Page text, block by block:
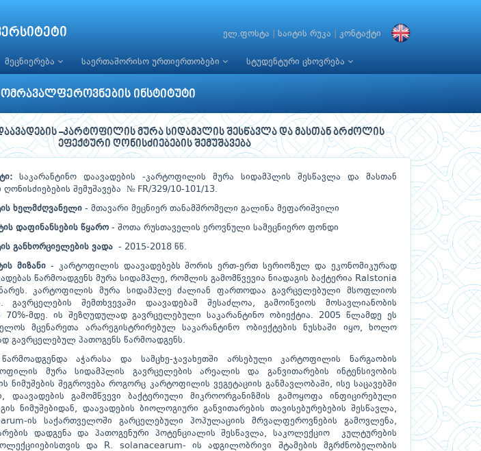
ელ.ფოსტა საიტის რუკა კონტაქტი
მეცნიერება საერთაშორისო ურთიერთობები სტუდენტური ცხოვრება
ინსტიტუტი
-კარტოფილის მურა სიდამპლის შესწავლა და მასთან ბრძოლის
ეფექტური ღონისძიებების შემუშავება
საკარანტინო დაავადების -კარტოფილის მურა სიდამპლის შესწავლა და მასთან
შემუშავება № FR/329/10-101/13.
ხელმძღვანელი - მთავარი მეცნიერ თანამშრომელი გალინა მეფარიშვილი
დაფინანსების წყარო - შოთა რუსთაველის ეროვნული სამეცნიერო ფონდი
განხორციელების ვადა - 2015-2018 წწ.
მიზანი- კარტოფილის დაავადებებს შორის ერთ-ერთ სერიოზულ და ეკონომიკურად
წარმოადგენს მურა სიდამპლე, რომლის გამომწვევია ნიადაგის ბაქტერია Ralstonia
კარტოფილის მურა სიდამპლე ძალიან ფართოდაა გავრცელებული მსოფლიოს
გავრცელების შემთხვევაში დაავადებამ შესაძლოა, გამოიწვიოს მოსავლიანობის
70%-მდე. ის შეზღუდულად გავრცელებული საკარანტინო ობიექტია. 2005 წლამდე ეს
მცენარეთა არარეგისტრირებულ საკარანტინო ობიექტების ნუსხაში იყო, ხოლო
გავრცელებულ პათოგენს წარმოადგენს.
აჭარასა და სამცხე-ჯავახეთში არსებული კარტოფილის ნარგაობის
მურა სიდამპლის გავრცელების არეალის და განვითარების ინტენსივობის
ნიმუშების შეგროვება როგორც კარტოფილის ვეგეტაციის განმავლობაში, ისე საცავებში
დაავადების გამომწვევი ბაქტერიული მიკროორგანიზმის გამოყოფა ინფიცირებული
ნიმუშებიდან, დაავადების ბიოლოგიური განვითარების თავისებურებების შესწავლა,
ის საქართველოში გარცელებული პოპულაციის მრვალფეროვნების გამოვლენა,
დადგენა და პათოგენური პოტენციალის შესწავლა, საკოლექციო კულტურების
და R. solanacearum- ის ადგილობრივი შტამების მგრძნობელობის